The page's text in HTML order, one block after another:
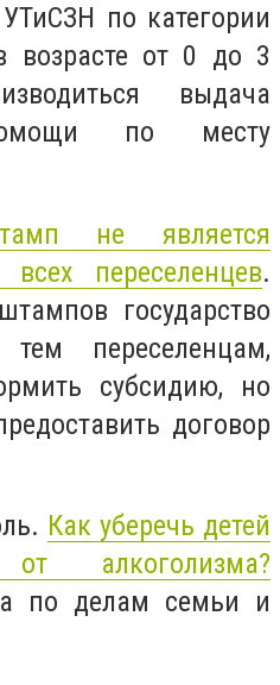
по категории
возрасте от 0 до 3
выдача
по месту
не является
переселенцев.
государство
переселенцам,
субсидию, но
договор
Как уберечь детей
алкоголизма?
по делам семьи и